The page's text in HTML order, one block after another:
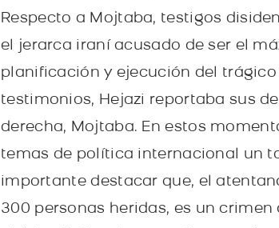
Respecto a Mojtaba, testigos
el jerarca iraní acusado de ser el
planificación y ejecución del
testimonios, Hejazi reportaba sus
derecha, Mojtaba. En estos
temas de política internacional un
importante destacar que, el
300 personas heridas, es un